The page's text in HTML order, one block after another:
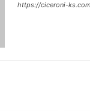
https://ciceroni-